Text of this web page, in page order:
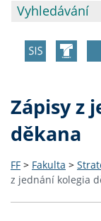
Zápisy z
děkana
FF > Fakulta >
z jednání kolegia